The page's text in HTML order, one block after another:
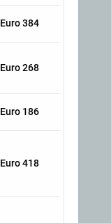
Euro 384
Euro 268
Euro 186
Euro 418